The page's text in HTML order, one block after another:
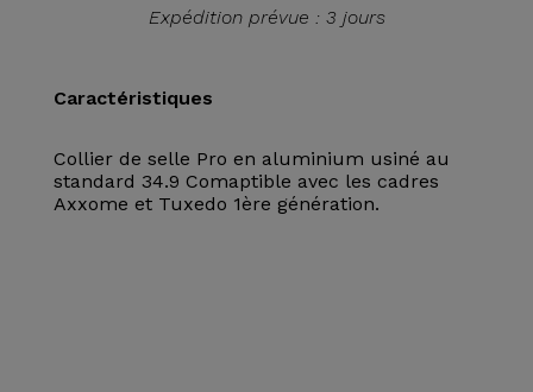
Expédition prévue : 3 jours
Caractéristiques
Collier de selle Pro en aluminium usiné au
standard 34.9 Comaptible avec les cadres
Axxome et Tuxedo 1ère génération.